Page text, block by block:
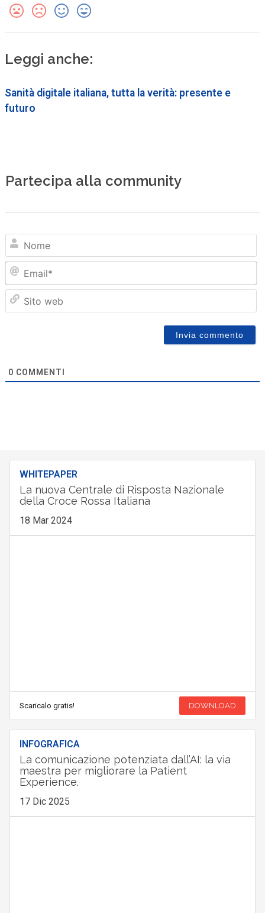
Leggi anche:
Sanità digitale italiana, tutta la verità: presente e
futuro
Partecipa alla community
0 COMMENTI
WHITEPAPER
La nuova Centrale di Risposta Nazionale
della Croce Rossa Italiana
18 Mar 2024
Scaricalo gratis! DOWNLOAD
INFOGRAFICA
La comunicazione potenziata dall’AI: la via
maestra per migliorare la Patient
Experience.
17 Dic 2025